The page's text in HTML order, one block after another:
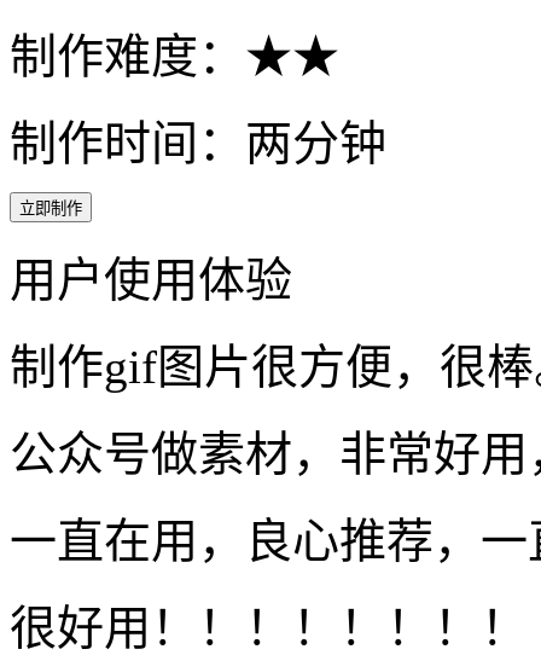
制作难度：★★
制作时间：两分钟
立即制作
用户使用体验
制作gif图片很方便，很
公众号做素材，非常好
一直在用，良心推荐，
很好用！！！！！！！！